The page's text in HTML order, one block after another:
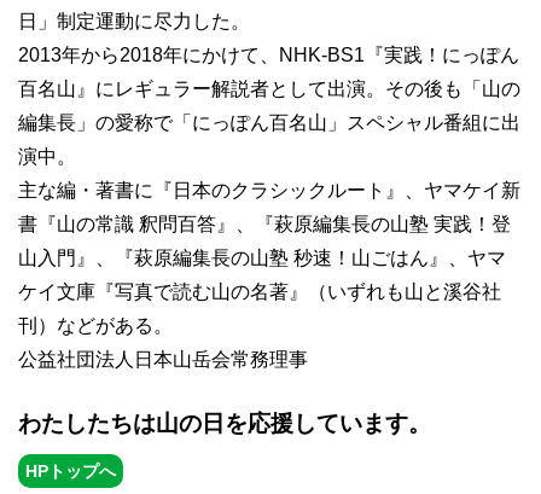
日」制定運動に尽力した。
2013年から2018年にかけて、NHK-BS1『実践！にっぽん
百名山』にレギュラー解説者として出演。その後も「山の
編集長」の愛称で「にっぽん百名山」スペシャル番組に出
演中。
主な編・著書に『日本のクラシックルート』、ヤマケイ新
書『山の常識 釈問百答』、『萩原編集長の山塾 実践！登
山入門』、『萩原編集長の山塾 秒速！山ごはん』、ヤマ
ケイ文庫『写真で読む山の名著』（いずれも山と溪谷社
刊）などがある。
公益社団法人日本山岳会常務理事
わたしたちは山の日を応援しています。
HPトップへ